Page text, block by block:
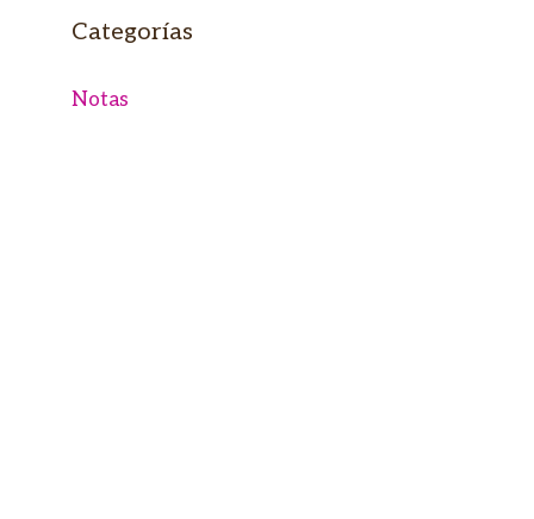
Categorías
Notas